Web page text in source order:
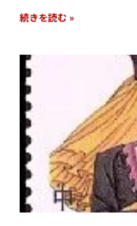
続きを読む »